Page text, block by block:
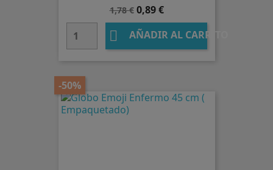
Precio
base
1,78 € Precio
0,89 €
 AÑADIR AL CARRITO
-50%